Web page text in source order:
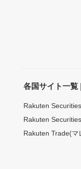
各国サイト一
Rakuten
Rakuten
Rakuten Trade(マ